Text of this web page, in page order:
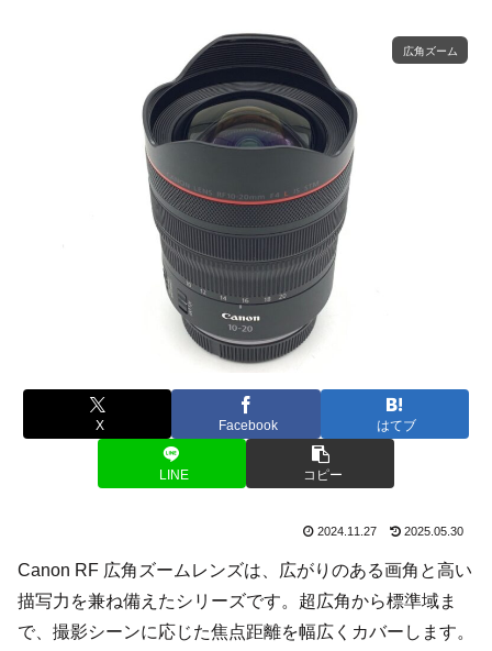
広角ズーム
X Facebook はてブ
LINE コピー
2024.11.27 2025.05.30
Canon RF 広角ズームレンズは、広がりのある画角と高い
描写力を兼ね備えたシリーズです。超広角から標準域ま
で、撮影シーンに応じた焦点距離を幅広くカバーします。